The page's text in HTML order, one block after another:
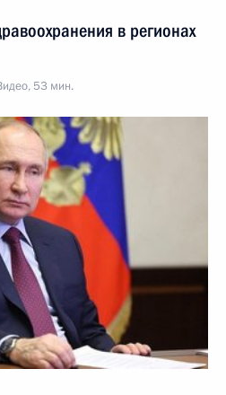
в регионах
53 мин.